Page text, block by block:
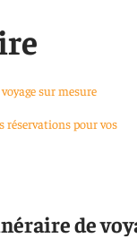
sur mesure
réservations pour vos
de